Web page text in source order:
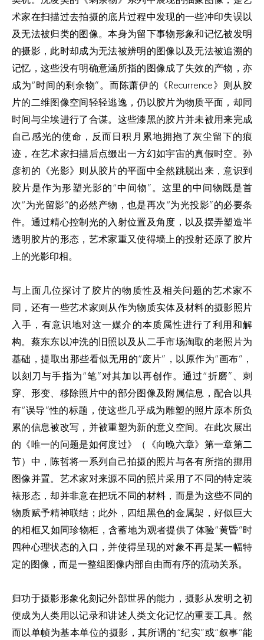
术家在扫描过去拍摄的底片过程中发现的一些冲印失误以
及无法被归类的图像。本身为留下事物形象和记忆被发明
的摄影，此时却成为无法被辨明的图像以及无法被追溯的
记忆，这些没有明确意涵所指的图像成了失效的产物，亦
成为“时间的剩余物”。而陈萧伊的《Recurrence》则从胶
片的二维图像空间轻轻逃逸，仍以胶片为物质平面，却同
时间与尘埃进行了合谋。这些漆黑的胶片并未被用来完成
自己感光的使命，反而日积月累地拥抱了灰尘留下的痕
迹，在艺术家扫描后点缀出一方幻如宇宙的真假时空。孙
彦初的《光影》则从胶片的平面中全然跳脱出来，意识到
胶片是作为形塑光影的“中间物”。这里的中间物既是首
次“为光留影”的必然产物，也是再次“为光投影”的必要条
件。通过精心控制光的入射位置及角度，以及摆弄塑造半
透明胶片的形态，艺术家重又使得墙上的投射还原了胶片
上的光影印相。
与上面几位探讨了胶片的物质性及相关问题的艺术家不
同，还有一些艺术家则从作为物质实体及材料的摄影照片
入手，有意识地对这一媒介的本质属性进行了利用和解
构。蔡东东以冲洗的旧照以及从二手市场淘取的老照片为
基础，提取出那些看似无用的“废片”，以原作为“画布”，
以刻刀与手指为“笔”对其加以再创作。通过“折磨”、刺
穿、形变、移除照片中的部分图像及附属信息，配合以具
有“误导”性的标题，使这些几乎成为雕塑的照片原本所负
累的信息被改写，并被重塑为新的意义空间。在此次展出
的《唯一的问题是如何度过》（《向晚六章》第一章第二
节）中，陈哲将一系列自己拍摄的照片与各有所指的挪用
图像并置。艺术家对来源不同的照片采用了不同的特定装
裱形态，却并非意在把玩不同的材料，而是为这些不同的
物质赋予精神联结；此外，四组黑色的金属架，好似巨大
的相框又如同珍物柜，含蓄地为观者提供了体验“黄昏”时
四种心理状态的入口，并使得呈现的对象不再是某一幅特
定的图像，而是一整组图像内部自由而有序的流动关系。
归功于摄影形象化刻记外部世界的能力，摄影从发明之初
便成为人类用以记录和讲述人类文化记忆的重要工具。然
而以单帧为基本单位的摄影，其所谓的“纪实”或“叙事”能